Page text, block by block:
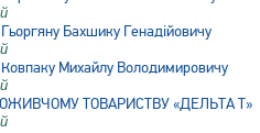
Бахшику Генадійовичу
Михайлу Володимировичу
ТОВАРИСТВУ «ДЕЛЬТА Т»